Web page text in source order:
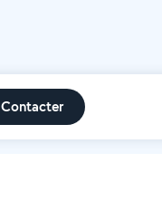
Contacter